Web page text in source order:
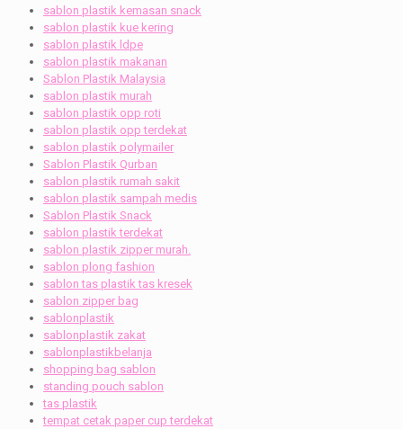
sablon plastik kemasan snack
sablon plastik kue kering
sablon plastik ldpe
sablon plastik makanan
Sablon Plastik Malaysia
sablon plastik murah
sablon plastik opp roti
sablon plastik opp terdekat
sablon plastik polymailer
Sablon Plastik Qurban
sablon plastik rumah sakit
sablon plastik sampah medis
Sablon Plastik Snack
sablon plastik terdekat
sablon plastik zipper murah.
sablon plong fashion
sablon tas plastik tas kresek
sablon zipper bag
sablonplastik
sablonplastik zakat
sablonplastikbelanja
shopping bag sablon
standing pouch sablon
tas plastik
tempat cetak paper cup terdekat